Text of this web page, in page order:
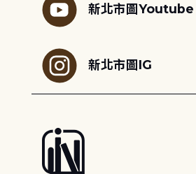
新北市圖Youtube
新北市圖IG